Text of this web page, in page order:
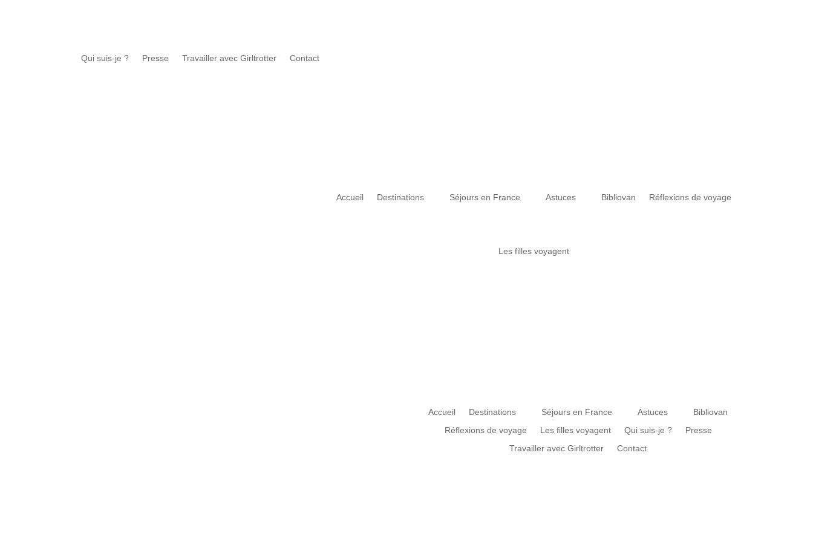
Qui suis-je ? Presse Travailler avec Girltrotter Contact
Accueil Destinations Séjours en France Astuces Bibliovan Réflexions de voyage
Les filles voyagent
Accueil Destinations Séjours en France Astuces
Bibliovan
Réflexions de voyage
Les filles voyagent Qui suis-je ?
Presse
Travailler avec Girltrotter
Contact